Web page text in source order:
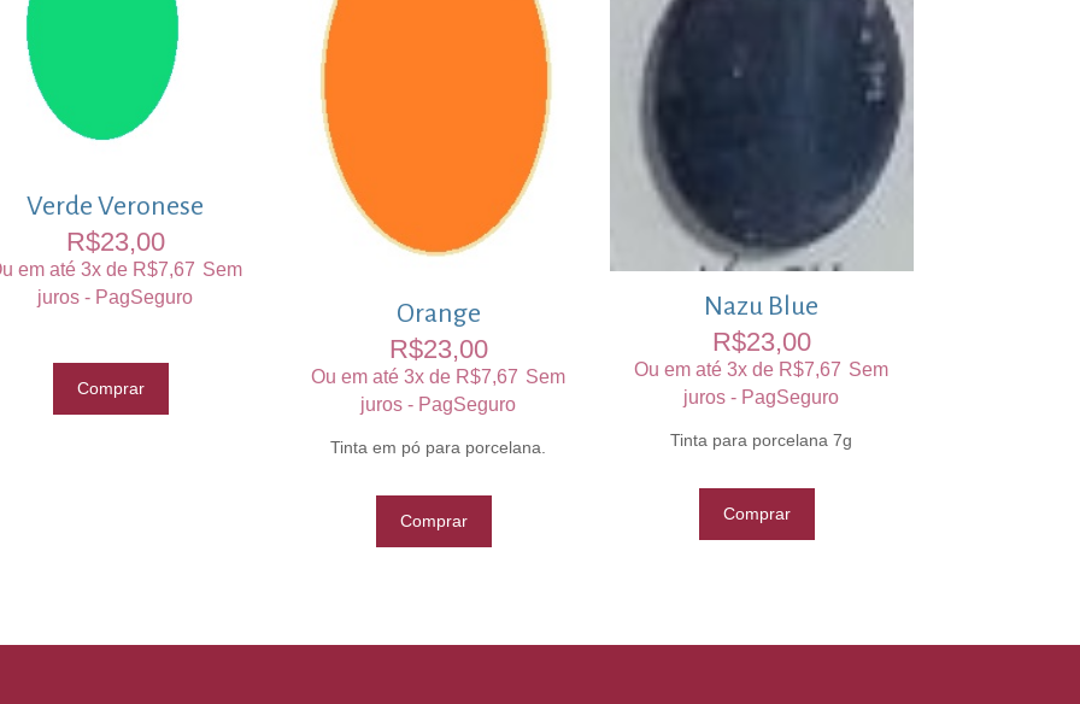
Verde Veronese
R$23,00
em até 3x de R$7,67 Sem
juros - PagSeguro
Comprar
Orange
R$23,00
Ou em até 3x de R$7,67 Sem
juros - PagSeguro
Tinta em pó para porcelana.
Comprar
Nazu Blue
R$23,00
Ou em até 3x de R$7,67 Sem
juros - PagSeguro
Tinta para porcelana 7g
Comprar